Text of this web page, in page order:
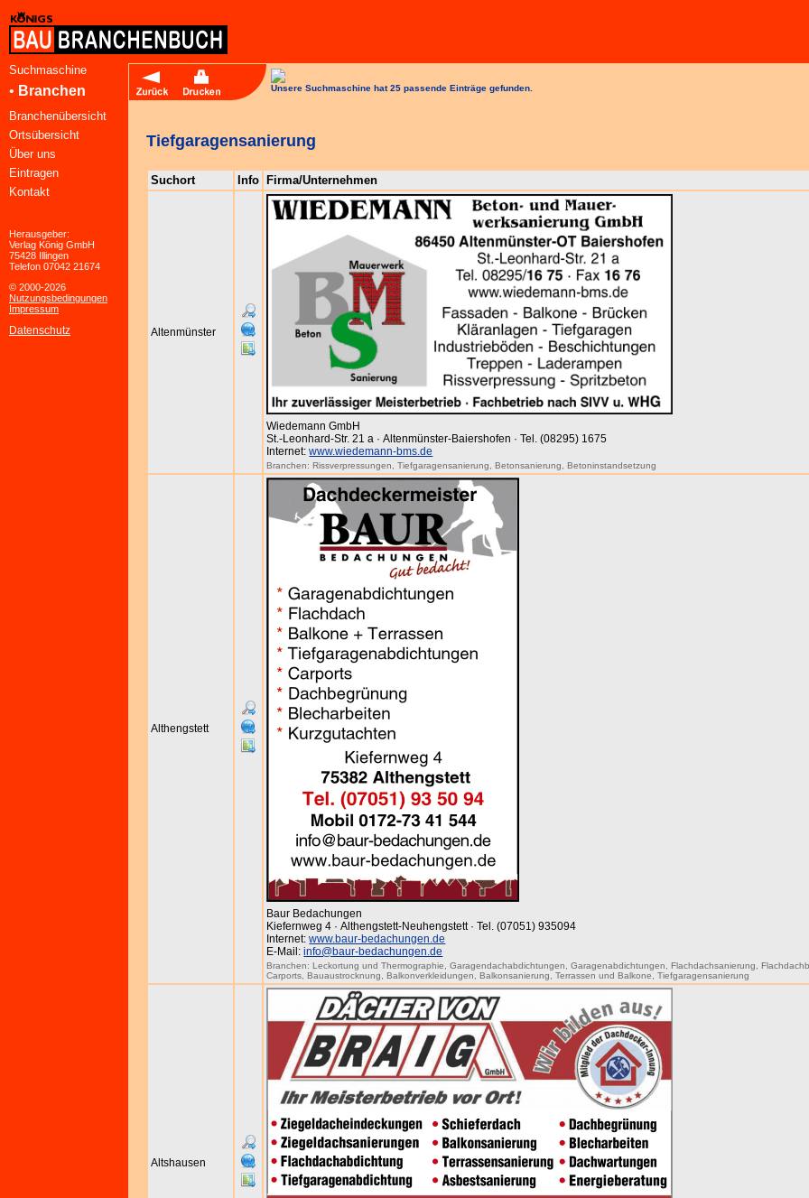
Suchmaschine
• Branchen
Branchenübersicht
Ortsübersicht
Über uns
Eintragen
Kontakt
Herausgeber:
Verlag König GmbH
75428 Illingen
Telefon 07042 21674
© 2000-2026
Nutzungsbedingungen
Impressum
Datenschutz
Unsere Suchmaschine hat 25 passende Einträge gefunden.
Tiefgaragensanierung
Suchort Info Firma/Unternehmen
Altenmünster
Wiedemann GmbH
St.-Leonhard-Str. 21 a · Altenmünster-Baiershofen · Tel. (08295) 1675
Internet:www.wiedemann-bms.de
Branchen:Rissverpressungen ,Tiefgaragensanierung ,Betonsanierung ,Betoninstandsetzung
Althengstett
Baur Bedachungen
Kiefernweg 4 · Althengstett-Neuhengstett · Tel. (07051) 935094
Internet:www.baur-bedachungen.de
E-Mail:info@baur-bedachungen.de
Branchen:Leckortung und Thermographie ,Garagendachabdichtungen ,Garagenabdichtungen ,Flachdachsanierung ,
Carports ,Bauaustrocknung ,Balkonverkleidungen ,Balkonsanierung ,Terrassen und Balkone ,Tiefgaragensanierung
Altshausen